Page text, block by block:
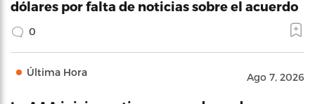
dólares por falta de noticias sobre el acuerdo
0
Última Hora Ago 7, 2026